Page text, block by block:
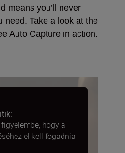
means you’ll never
need. Take a look at the
Auto Capture in action.
hogy a
el kell fogadnia